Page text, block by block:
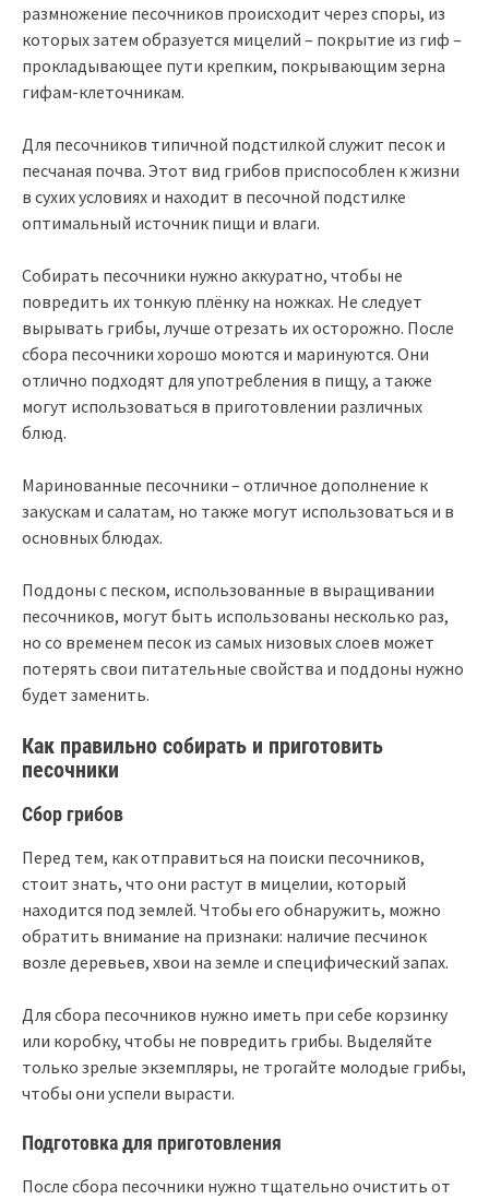
размножение песочников происходит через споры, из
которых затем образуется мицелий – покрытие из гиф –
прокладывающее пути крепким, покрывающим зерна
гифам-клеточникам.
Для песочников типичной подстилкой служит песок и
песчаная почва. Этот вид грибов приспособлен к жизни
в сухих условиях и находит в песочной подстилке
оптимальный источник пищи и влаги.
Собирать песочники нужно аккуратно, чтобы не
повредить их тонкую плёнку на ножках. Не следует
вырывать грибы, лучше отрезать их осторожно. После
сбора песочники хорошо моются и маринуются. Они
отлично подходят для употребления в пищу, а также
могут использоваться в приготовлении различных
блюд.
Маринованные песочники – отличное дополнение к
закускам и салатам, но также могут использоваться и в
основных блюдах.
Поддоны с песком, использованные в выращивании
песочников, могут быть использованы несколько раз,
но со временем песок из самых низовых слоев может
потерять свои питательные свойства и поддоны нужно
будет заменить.
Как правильно собирать и приготовить
песочники
Сбор грибов
Перед тем, как отправиться на поиски песочников,
стоит знать, что они растут в мицелии, который
находится под землей. Чтобы его обнаружить, можно
обратить внимание на признаки: наличие песчинок
возле деревьев, хвои на земле и специфический запах.
Для сбора песочников нужно иметь при себе корзинку
или коробку, чтобы не повредить грибы. Выделяйте
только зрелые экземпляры, не трогайте молодые грибы,
чтобы они успели вырасти.
Подготовка для приготовления
После сбора песочники нужно тщательно очистить от